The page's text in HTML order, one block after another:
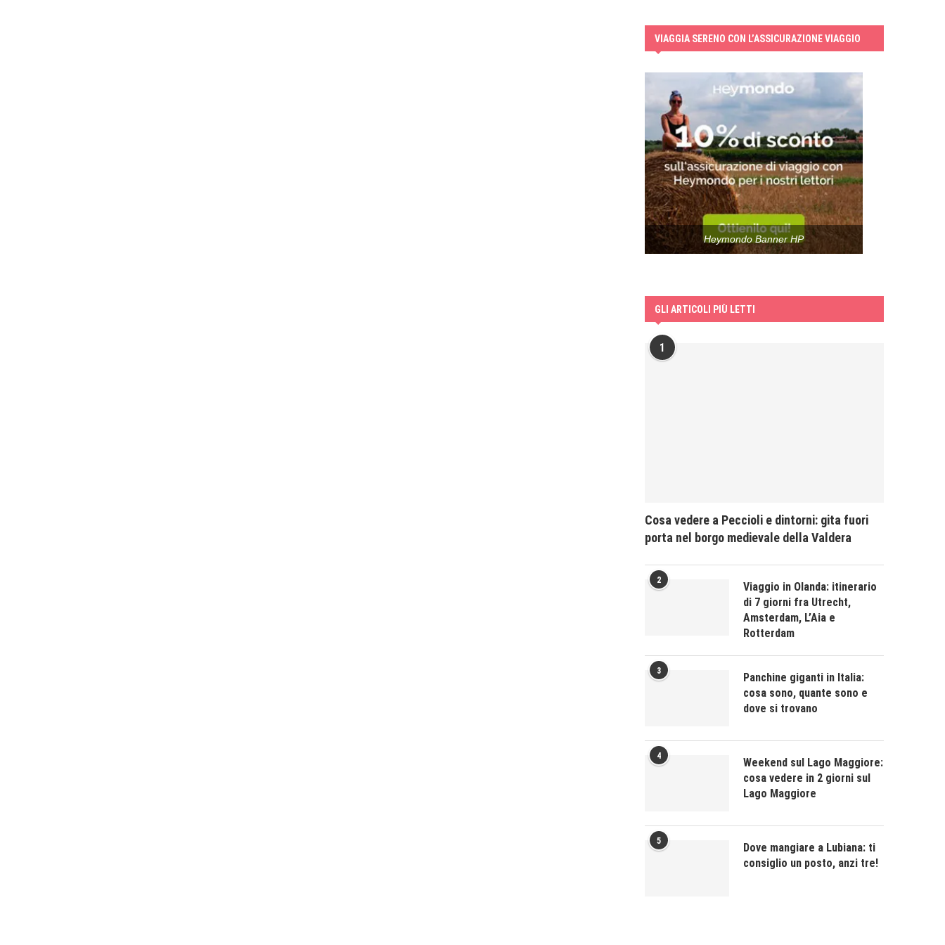
VIAGGIA SERENO CON L’ASSICURAZIONE VIAGGIO
Heymondo Banner HP
GLI ARTICOLI PIÙ LETTI
1
Cosa vedere a Peccioli e dintorni: gita fuori
porta nel borgo medievale della Valdera
2
Viaggio in Olanda: itinerario
di 7 giorni fra Utrecht,
Amsterdam, L’Aia e
Rotterdam
3
Panchine giganti in Italia:
cosa sono, quante sono e
dove si trovano
4
Weekend sul Lago Maggiore:
cosa vedere in 2 giorni sul
Lago Maggiore
5
Dove mangiare a Lubiana: ti
consiglio un posto, anzi tre!